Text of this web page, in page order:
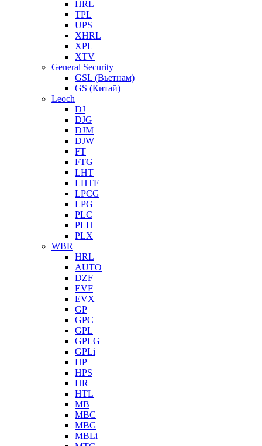
HRL
TPL
UPS
XHRL
XPL
XTV
General Security
GSL (Вьетнам)
GS (Китай)
Leoch
DJ
DJG
DJM
DJW
FT
FTG
LHT
LHTF
LPCG
LPG
PLC
PLH
PLX
WBR
HRL
AUTO
DZF
EVF
EVX
GP
GPC
GPL
GPLG
GPLi
HP
HPS
HR
HTL
MB
MBC
MBG
MBLi